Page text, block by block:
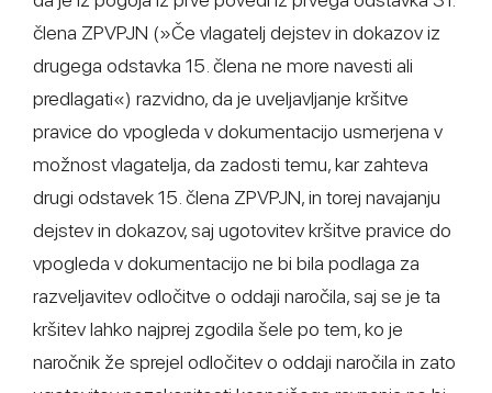
člena ZPVPJN (»Če vlagatelj dejstev in dokazov iz
drugega odstavka 15. člena ne more navesti ali
predlagati«) razvidno, da je uveljavljanje kršitve
pravice do vpogleda v dokumentacijo usmerjena v
možnost vlagatelja, da zadosti temu, kar zahteva
drugi odstavek 15. člena ZPVPJN, in torej navajanju
dejstev in dokazov, saj ugotovitev kršitve pravice do
vpogleda v dokumentacijo ne bi bila podlaga za
razveljavitev odločitve o oddaji naročila, saj se je ta
kršitev lahko najprej zgodila šele po tem, ko je
naročnik že sprejel odločitev o oddaji naročila in zato